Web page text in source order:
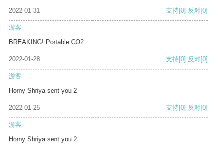
2022-01-31 支持[0] 反对[0]
游客
BREAKING! Portable CO2
2022-01-28 支持[0] 反对[0]
游客
Horny Shriya sent you 2
2022-01-25 支持[0] 反对[0]
游客
Horny Shriya sent you 2